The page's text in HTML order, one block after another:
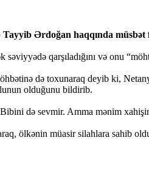
Ərdoğan haqqında
qarşıladığını və onu
də toxunaraq deyib ki,
olduğunu bildirib.
də sevmir. Amma mənim
ölkənin müasir silahlara sahib